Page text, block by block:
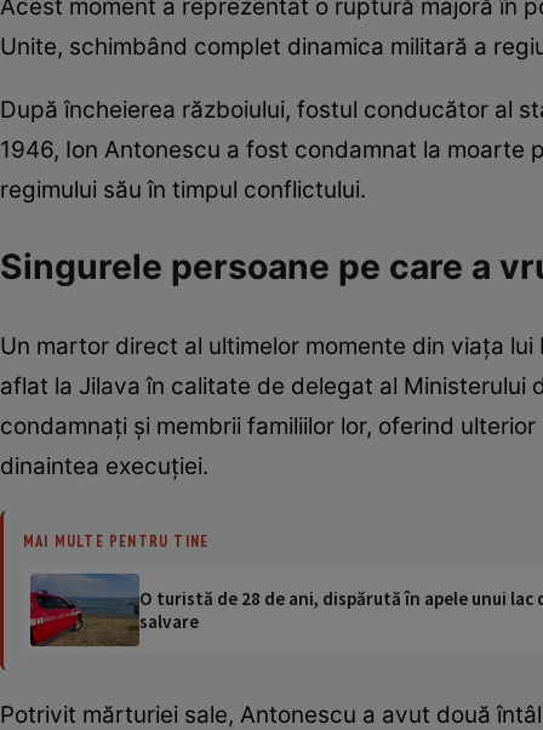
Acest moment a reprezentat o ruptură majoră în
Unite, schimbând complet dinamica militară a
După încheierea războiului, fostul conducător al
1946, Ion Antonescu a fost condamnat la
regimului său în timpul conflictului.
Singurele persoane pe care a
Un martor direct al ultimelor momente din viața
aflat la Jilava în calitate de delegat al
condamnați și membrii familiilor lor, oferind
dinaintea execuției.
MAI MULTE PENTRU TINE
O turistă de 28 de ani, dispărută în apele unui
salvare
Potrivit mărturiei sale, Antonescu a avut două